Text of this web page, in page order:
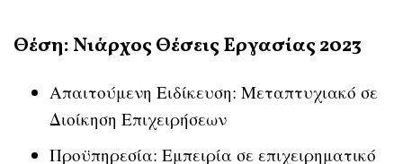
Θέση: Νιάρχος Θέσεις Εργασίας 2023
Απαιτούμενη Ειδίκευση: Μεταπτυχιακό σε
Διοίκηση Επιχειρήσεων
Προϋπηρεσία: Εμπειρία σε επιχειρηματικό